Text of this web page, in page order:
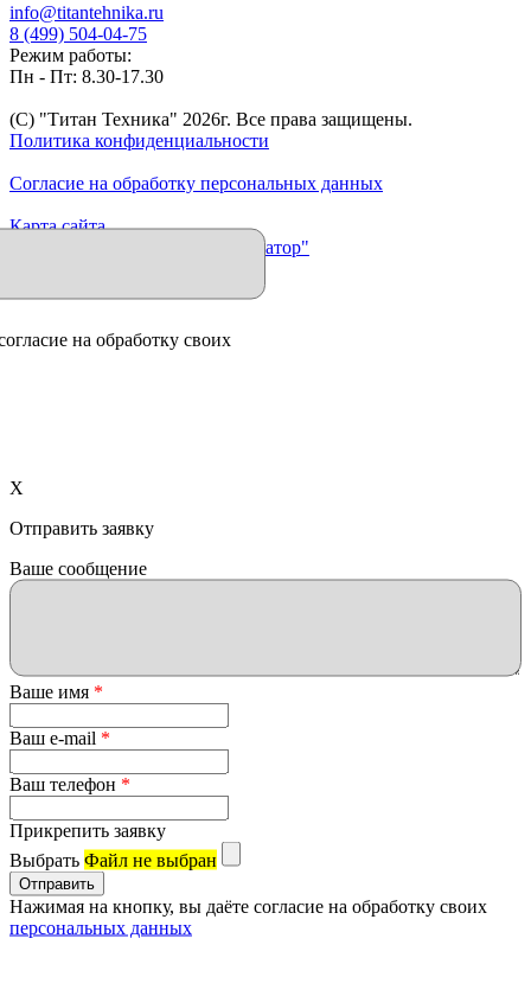
info@titantehnika.ru
8 (499) 504-04-75
Режим работы:
Пн - Пт: 8.30-17.30
(C) "Титан Техника" 2026г. Все права защищены.
Политика конфиденциальности
Согласие на обработку персональных данных
Карта сайта
Продвижение сайта "Иллюминатор"
на обработку своих
X
Отправить заявку
Ваше сообщение
Ваше имя *
Ваш e-mail *
Ваш телефон *
Прикрепить заявку
Выбрать Файл не выбран
Нажимая на кнопку, вы даёте согласие на обработку своих
персональных данных